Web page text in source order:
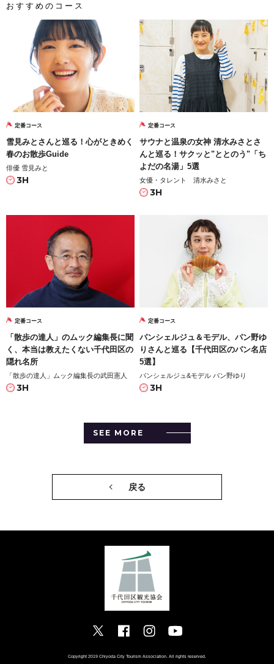
おすすめのコース
定番コース
雪見みとさんと巡る！心がときめく
春のお散歩Guide
俳優 雪見みと
3H
定番コース
サウナと温泉の女神 清水みさとさ
んと巡る！サクッと"ととのう"「ち
よだの名湯」5選
女優・タレント 清水みさと
3H
定番コース
「散歩の達人」のムック編集長に聞
く、本当は教えたくない千代田区の
隠れ名所
「散歩の達人」ムック編集長の武田憲人
3H
定番コース
パンシェルジュ＆モデル、パン野ゆ
りさんと巡る【千代田区のパン名店
5選】
パンシェルジュ&モデル パン野ゆり
3H
SEE MORE
戻る
Copyright 2019 Chiyoda City Tourism Association. All rights reserved.